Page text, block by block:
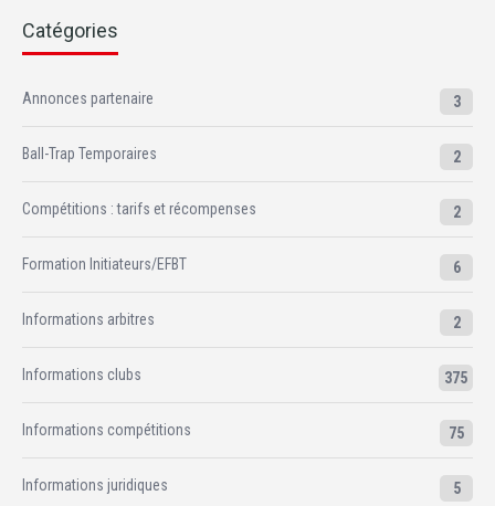
Catégories
Annonces partenaire 3
Ball-Trap Temporaires 2
Compétitions : tarifs et récompenses 2
Formation Initiateurs/EFBT 6
Informations arbitres 2
Informations clubs 375
Informations compétitions 75
Informations juridiques 5